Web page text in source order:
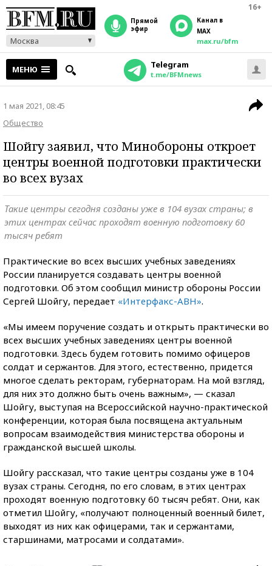
16+
Москва
прямой
эфир
Канал в
MAX
max.ru/bfm
МЕНЮ Telegram
t.me/BFMnews
1 мая 2021, 08:45
Общество
Шойгу заявил, что Минобороны откроет
центры военной подготовки практически
во всех вузах
Такие центры сегодня созданы уже в 104 вузах страны; в
этих центрах сейчас проходят военную подготовку 60
тысяч ребят
Практические во всех высших учебных заведениях
России планируется создавать центры военной
подготовки. Об этом сообщил министр обороны России
Сергей Шойгу, передает «Интерфакс-АВН».
«Мы имеем поручение создать и открыть практически во
всех высших учебных заведениях центры военной
подготовки. Здесь будем готовить помимо офицеров
солдат и сержантов. Для этого, естественно, придется
многое сделать ректорам, губернаторам. На мой взгляд,
для них это должно быть очень важным», — сказал
Шойгу, выступая на Всероссийской научно-практической
конференции, которая была посвящена актуальным
вопросам взаимодействия министерства обороны и
гражданской высшей школы.
Шойгу рассказал, что такие центры созданы уже в 104
вузах страны. Сегодня, по его словам, в этих центрах
проходят военную подготовку 60 тысяч ребят. Они, как
отметил Шойгу, «получают полноценный военный билет,
выходят из них как офицерами, так и сержантами,
старшинами, матросами и солдатами».